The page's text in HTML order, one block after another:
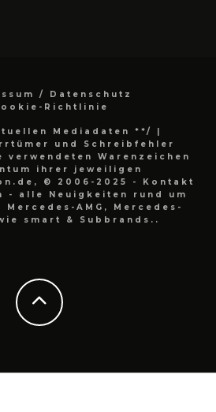
/ Datenschutz
Richtlinie
Mediadaten **/
|
und Schreibfehler
Warenzeichen
ihrer jeweiligen
© 2006-2025 - Kontakt
- alle Neuigkeiten rund um
Mercedes-AMG, Mercedes-
smart & Subbrands..